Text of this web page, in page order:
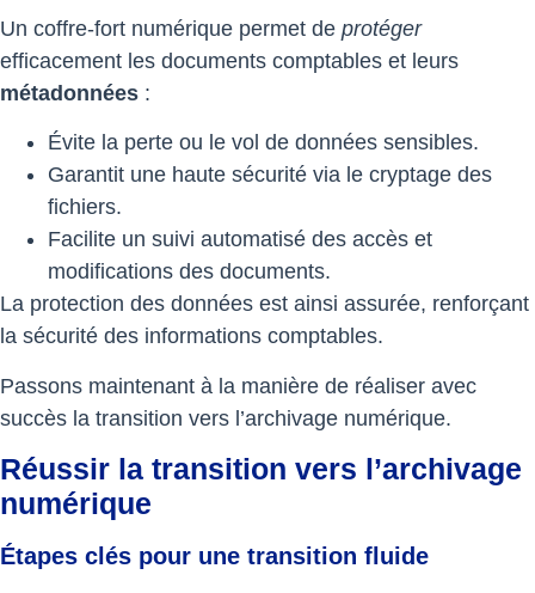
Un coffre-fort numérique permet de protéger
efficacement les documents comptables et leurs
métadonnées :
Évite la perte ou le vol de données sensibles.
Garantit une haute sécurité via le cryptage des
fichiers.
Facilite un suivi automatisé des accès et
modifications des documents.
La protection des données est ainsi assurée, renforçant
la sécurité des informations comptables.
Passons maintenant à la manière de réaliser avec
succès la transition vers l’archivage numérique.
Réussir la transition vers l’archivage
numérique
Étapes clés pour une transition fluide